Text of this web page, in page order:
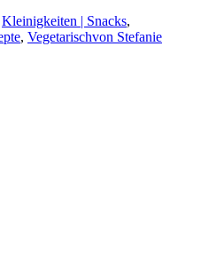
Kleinigkeiten | Snacks,
, Vegetarischvon Stefanie